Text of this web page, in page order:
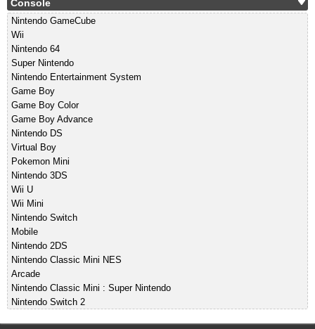
Console
Nintendo GameCube
Wii
Nintendo 64
Super Nintendo
Nintendo Entertainment System
Game Boy
Game Boy Color
Game Boy Advance
Nintendo DS
Virtual Boy
Pokemon Mini
Nintendo 3DS
Wii U
Wii Mini
Nintendo Switch
Mobile
Nintendo 2DS
Nintendo Classic Mini NES
Arcade
Nintendo Classic Mini : Super Nintendo
Nintendo Switch 2